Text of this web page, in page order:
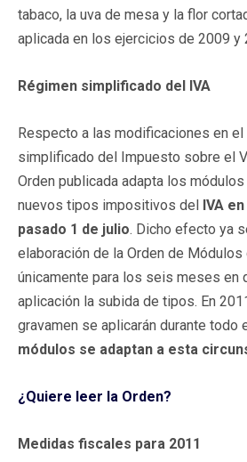
tabaco, la uva de mesa y la flor
aplicada en los ejercicios de 2009 y
Régimen simplificado del IVA
Respecto a las modificaciones en
simplificado del Impuesto sobre el
Orden publicada adapta los
nuevos tipos impositivos del IVA
pasado 1 de julio. Dicho efecto ya
elaboración de la Orden de
únicamente para los seis meses en
aplicación la subida de tipos. En
gravamen se aplicarán durante todo
módulos se adaptan a esta
¿Quiere leer la Orden?
Medidas fiscales para 2011